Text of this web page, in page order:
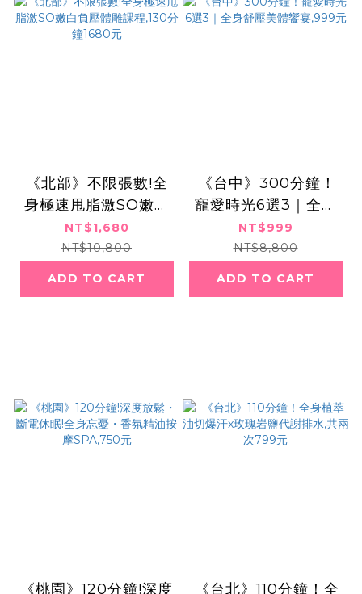
《北部》不限張數!全
身極速甩脂激SO嫩白
負壓體雕課程,130分鐘
1680元
NT$1,680
NT$10,800
ADD TO CART
​​ ​《台中》300分鐘！
寵愛時光6選3｜全身
舒壓美體饗宴,999元
NT$999
NT$8,800
ADD TO CART
《桃園》120分鐘!深度
​​ ​《台北》110分鐘！全